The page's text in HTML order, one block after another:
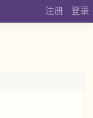
注册 登录